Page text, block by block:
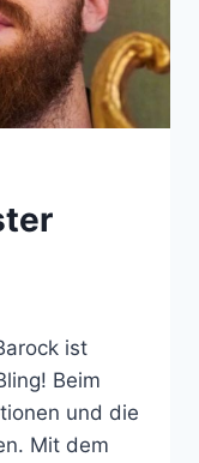
ist
Beim
und die
Mit dem